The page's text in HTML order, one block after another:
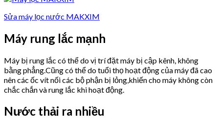
Sửa máy lọc nước MAKXIM
Máy rung lắc mạnh
Máy bị rung lắc có thể do vị trí đặt máy bị cập kênh, không
bằng phẳng.Cũng có thể do tuổi thọ hoạt động của máy đã cao
nên các ốc vít nối các bộ phận bị lỏng,khiến cho máy không còn
chắc chắn và rung lắc khi hoạt động.
Nước thải ra nhiều